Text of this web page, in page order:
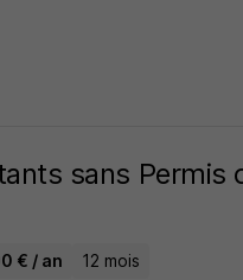
sans Permis
€ / an 12 mois